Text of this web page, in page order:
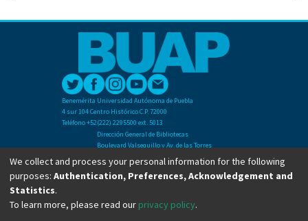
Benemérita Universidad Autónoma de Puebla
4 sur 104 Centro Histórico C.P. 72000
Teléfono +52(222) 2295500 ext. 5013
Dirección General de Bibliotecas
Boulevard Valsequillo y Av. de las Torres
Ciudad Universitaria. Col. San Manuel
C.P. 72570
Teléfono +52 (222) 2295500 Ext 2901
We collect and process your personal information for the following
purposes: Authentication, Preferences, Acknowledgement and
Statistics.
To learn more, please read our privacy policy.